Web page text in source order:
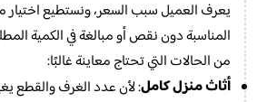
يعرف العميل سبب السعر، ونستطيع اختيار
المناسبة دون نقص أو مبالغة في الكمية
من الحالات التي تحتاج معاينة غالبًا:
أثاث منزل كامل: لأن عدد الغرف والقطع